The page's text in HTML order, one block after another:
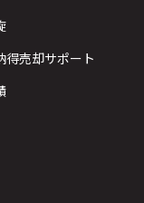
得売却サポート